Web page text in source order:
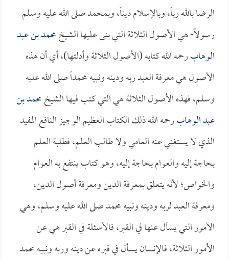
الرضا بالله رباً، وبالإسلام ديناً، وبمحمد صلى الله عليه وسلم
رسولاً- هي الأصول الثلاثة التي بنى عليها الشيخمحمد بن عبد
الوهابرحمه الله كتابه (الأصول الثلاثة وأدلتها)، أي أن هذه
الأصول هي معرفة العبد ربه ودينه ونبيه محمداً صلى الله عليه
وسلم، فهذه الأصول الثلاثة هي التي كتب فيها الشيخمحمد بن
عبد الوهابرحمه الله ذلك الكتاب العظيم الوجيز النافع المفيد
الذي لا يستغني عنه العامي ولا طالب العلم، فطلبة العلم
بحاجة إليه والعوام بحاجة إليه، وهو كتاب ينتفع به العوام
والخواص؛ لأنه يتعلق بمعرفة الدين ومعرفة أصول الدين،
ومعرفة العبد لربه ودينه ونبيه محمد صلى الله عليه وسلم، وهي
الأمور التي يسأل عنها في القبر، فالأسئلة في القبر هي عن
الأمور الثلاثة، فالإنسان يسأل في قبره عن دينه وربه ونبيه محمد